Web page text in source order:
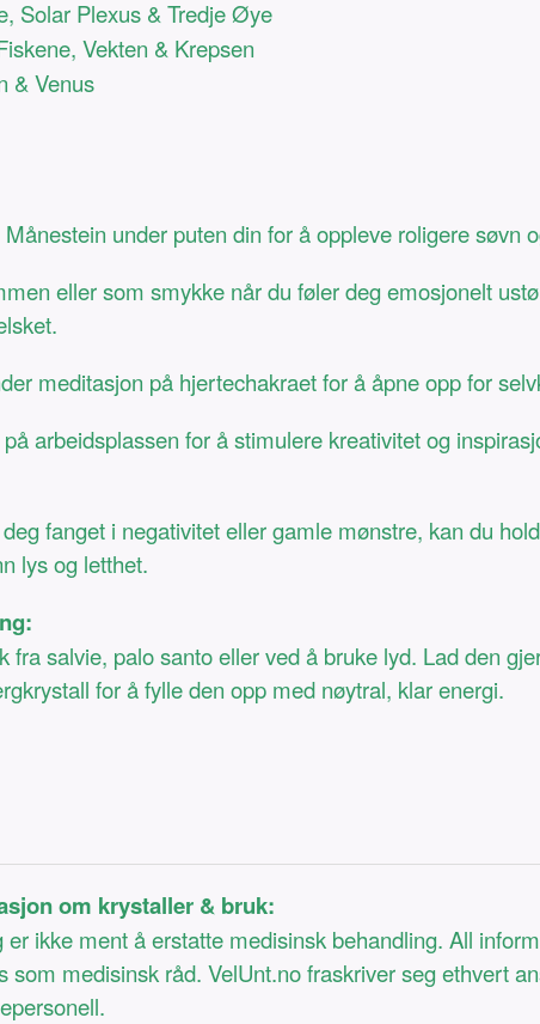
Solar Plexus & Tredje Øye
Vekten & Krepsen
& Venus
under puten din for å oppleve roligere søvn
eller som smykke når du føler deg emosjonelt
meditasjon på hjertechakraet for å åpne opp for
arbeidsplassen for å stimulere kreativitet og
fanget i negativitet eller gamle mønstre, kan du
lys og letthet.
fra salvie, palo santo eller ved å bruke lyd. Lad den
for å fylle den opp med nøytral, klar energi.
om krystaller & bruk:
er ikke ment å erstatte medisinsk behandling. All
som medisinsk råd. VelUnt.no fraskriver seg ethvert